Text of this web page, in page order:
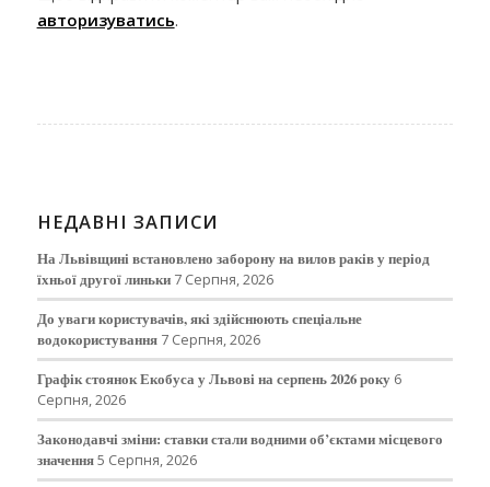
авторизуватись.
НЕДАВНІ ЗАПИСИ
На Львівщині встановлено заборону на вилов раків у період
їхньої другої линьки 7 Серпня, 2026
До уваги користувачів, які здійснюють спеціальне
водокористування 7 Серпня, 2026
Графік стоянок Екобуса у Львові на серпень 2026 року 6
Серпня, 2026
Законодавчі зміни: ставки стали водними об’єктами місцевого
значення5 Серпня, 2026